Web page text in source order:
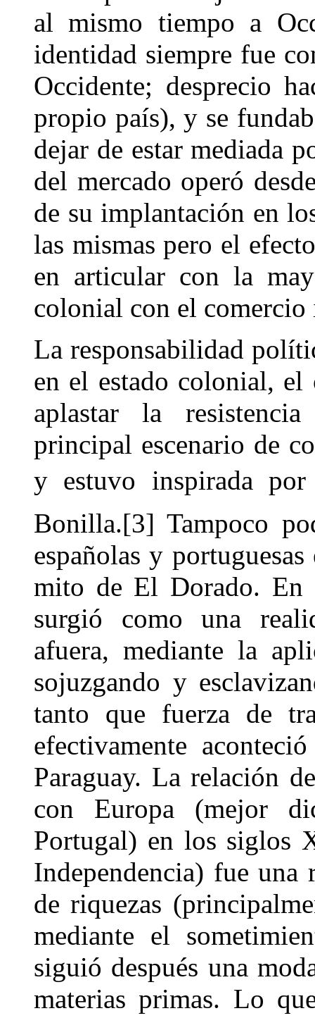
al mismo tiempo a
identidad siempre fue
Occidente; desprecio
propio país), y se
dejar de estar mediada
del mercado operó
de su implantación en
las mismas pero el
en articular con la
colonial con el
La responsabilidad
en el estado colonial,
aplastar la
principal escenario de
y estuvo inspirada por
Bonilla.[3] Tampoco
españolas y
mito de El Dorado. En
surgió como una
afuera, mediante la
sojuzgando y
tanto que fuerza de
efectivamente
Paraguay. La relación
con Europa (mejor
Portugal) en los siglos
Independencia) fue una
de riquezas
mediante el
siguió después una
materias primas. Lo